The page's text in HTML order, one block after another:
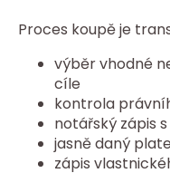
Proces koupě je
výběr vhodné
cíle
kontrola
notářský zápis
jasně daný
zápis